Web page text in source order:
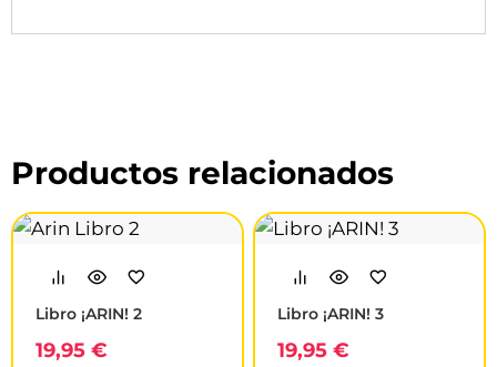
Productos relacionados
Libro ¡ARIN! 2
19,95 €
Libro ¡ARIN! 3
19,95 €